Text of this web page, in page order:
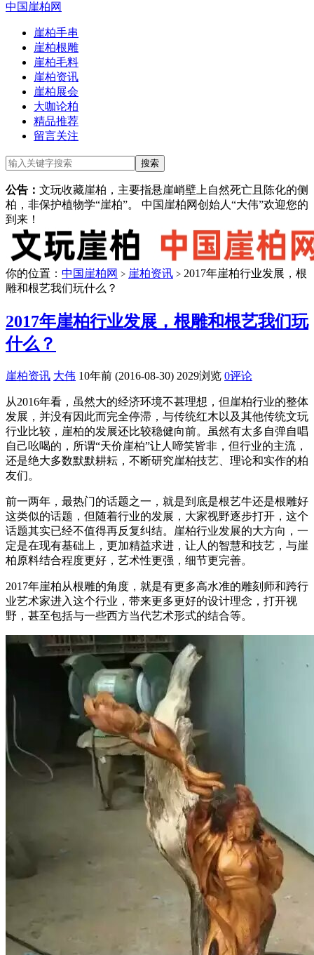
中国崖柏网
崖柏手串
崖柏根雕
崖柏毛料
崖柏资讯
崖柏展会
大咖论柏
精品推荐
留言关注
公告： 文玩收藏崖柏，主要指悬崖峭壁上自然死亡且陈化的侧
柏，非保护植物学“崖柏”。 中国崖柏网创始人“大伟”欢迎您的
到来！
你的位置： 中国崖柏网 > 崖柏资讯 > 2017年崖柏行业发展，根
雕和根艺我们玩什么？
2017年崖柏行业发展，根雕和根艺我们玩
什么？
崖柏资讯 大伟 10年前 (2016-08-30) 2029浏览 0评论
从2016年看，虽然大的经济环境不甚理想，但崖柏行业的整体
发展，并没有因此而完全停滞，与传统红木以及其他传统文玩
行业比较，崖柏的发展还比较稳健向前。虽然有太多自弹自唱
自己吆喝的，所谓“天价崖柏”让人啼笑皆非，但行业的主流，
还是绝大多数默默耕耘，不断研究崖柏技艺、理论和实作的柏
友们。
前一两年，最热门的话题之一，就是到底是根艺牛还是根雕好
这类似的话题，但随着行业的发展，大家视野逐步打开，这个
话题其实已经不值得再反复纠结。崖柏行业发展的大方向，一
定是在现有基础上，更加精益求进，让人的智慧和技艺，与崖
柏原料结合程度更好，艺术性更强，细节更完善。
2017年崖柏从根雕的角度，就是有更多高水准的雕刻师和跨行
业艺术家进入这个行业，带来更多更好的设计理念，打开视
野，甚至包括与一些西方当代艺术形式的结合等。